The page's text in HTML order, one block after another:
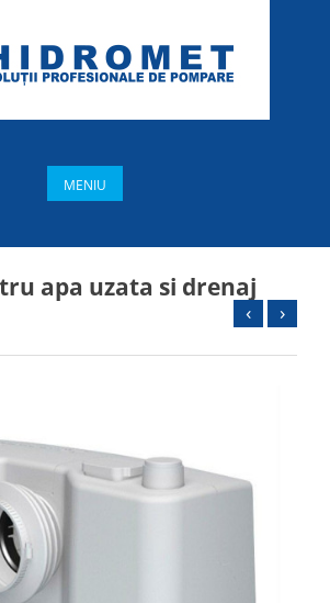
MENIU
apa uzata si drenaj
‹ ›